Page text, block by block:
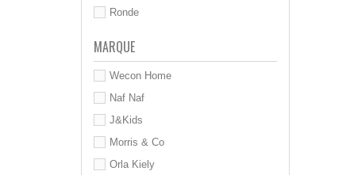
Ronde
MARQUE
Wecon Home
Naf Naf
J&Kids
Morris & Co
Orla Kiely